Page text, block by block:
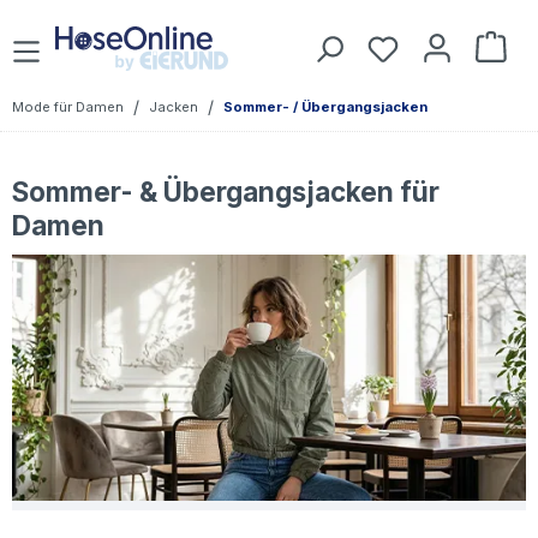
Zum Hauptinhalt springen Du hast 0
Mode für Damen / Jacken / Sommer- / Übergangsjacken
Sommer- & Übergangsjacken für
Damen